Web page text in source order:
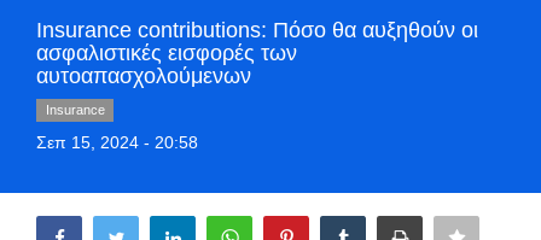
Style Adorés
Greece
Arts & Culture
Insurance contributions: Πόσο θα αυξηθούν οι
ασφαλιστικές εισφορές των
αυτοαπασχολούμενων
Insurance
Σεπ 15, 2024 - 20:58